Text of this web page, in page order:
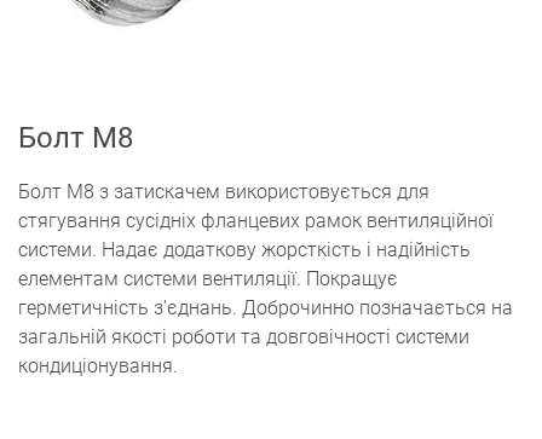
Болт M8
Болт M8 з затискачем використовується для
стягування сусідніх фланцевих рамок вентиляційної
системи. Надає додаткову жорсткість і надійність
елементам системи вентиляції. Покращує
герметичність з'єднань. Доброчинно позначається на
загальній якості роботи та довговічності системи
кондиціонування.